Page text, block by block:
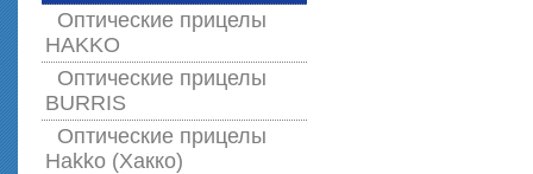
Оптические прицелы
HAKKO
Оптические прицелы
BURRIS
Оптические прицелы
Hakko (Хакко)